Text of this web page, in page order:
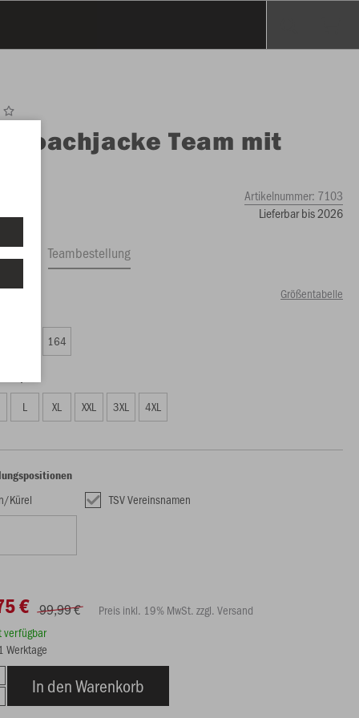
Coachjacke Team mit
Artikelnummer: 7103
Lieferbar bis 2026
Teambestellung
Größentabelle
164
L XL XXL 3XL 4XL
Kürel TSV Vereinsnamen
€ 99,99 €
Preis inkl. 19% MwSt. zzgl. Versand
verfügbar
Werktage
In den Warenkorb